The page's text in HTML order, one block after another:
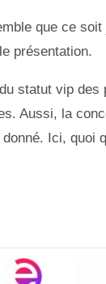
que ce
présentation.
statut vip
Aussi, la
Ici, quoi